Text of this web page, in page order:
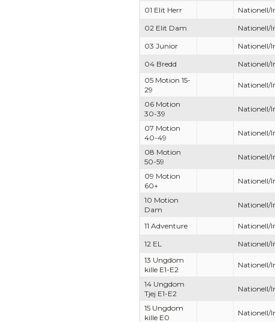
01 Elit Herr Nationell/
02 Elit Dam
Nationell/
03 Junior
Nationell/
04 Bredd
Nationell/
05 Motion 15-
29
Nationell/
06 Motion
30-39
Nationell/
07 Motion
40-49
Nationell/
08 Motion
50-59
Nationell/
09 Motion
60+
Nationell/
10 Motion
Dam
Nationell/
11 Adventure Nationell/
12 EL
Nationell/
13 Ungdom
kille E1-E2
Nationell/
14 Ungdom
Tjej E1-E2
Nationell/
15 Ungdom
kille E0
Nationell/